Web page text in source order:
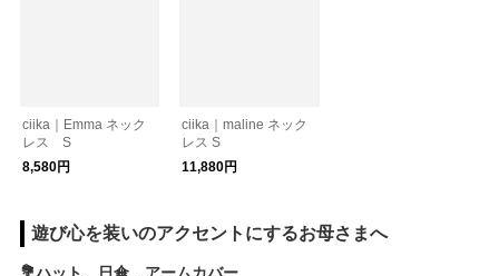
ciika｜Emma ネック
レス S
8,580円
ciika｜maline ネック
レス S
11,880円
遊び心を装いのアクセントにするお母さまへ